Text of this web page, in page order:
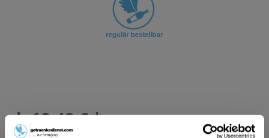
ab 10,49 € *
Inhalt:5.5 Liter (1,91 € * / 1 Liter)